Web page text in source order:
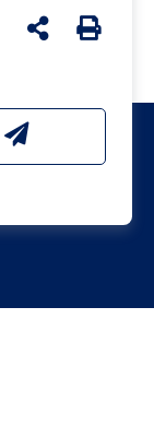
udostępnij na
Generuj